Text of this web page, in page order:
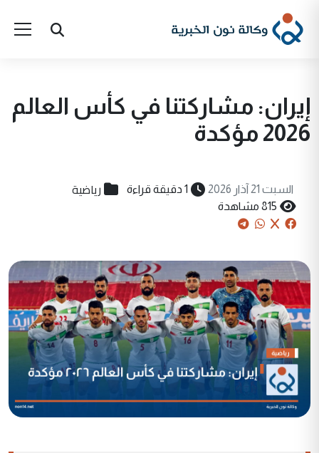
إيران: مشاركتنا في كأس العالم
2026 مؤكدة
السبت 21 آذار 2026 1 دقيقة قراءة رياضية
815 مشاهدة